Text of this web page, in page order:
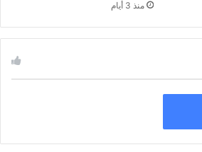
منذ 3 أيام